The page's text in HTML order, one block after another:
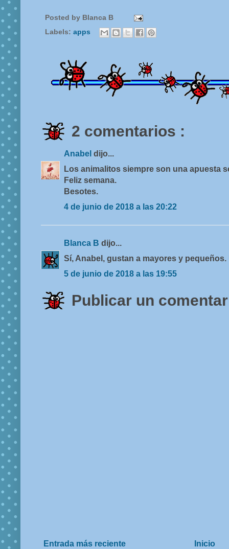
Posted by Blanca B
Labels: apps
2 comentarios :
Anabel dijo...
Los animalitos siempre son una apuesta
Feliz semana.
Besotes.
4 de junio de 2018 a las 20:22
Blanca B dijo...
Sí, Anabel, gustan a mayores y pequeños.
5 de junio de 2018 a las 19:55
Publicar un
Entrada más reciente Inicio